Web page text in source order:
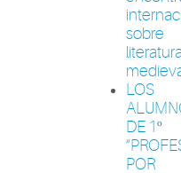
sobre
LOS
DE 1º
POR